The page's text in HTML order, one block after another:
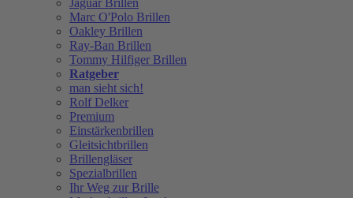
Jaguar Brillen
Marc O'Polo Brillen
Oakley Brillen
Ray-Ban Brillen
Tommy Hilfiger Brillen
Ratgeber
man sieht sich!
Rolf Delker
Premium
Einstärkenbrillen
Gleitsichtbrillen
Brillengläser
Spezialbrillen
Ihr Weg zur Brille